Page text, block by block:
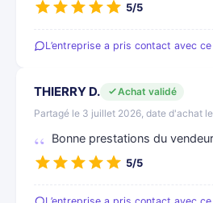
5/5
L’entreprise a pris contact avec
THIERRY D.
Achat validé
Partagé le 3 juillet 2026, date d'achat
Bonne prestations du vendeur
5/5